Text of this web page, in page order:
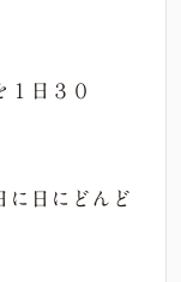
１日３０
に日にどんど